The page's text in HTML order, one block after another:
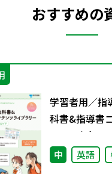
おすすめの
学習者用／指
科書&指導書
リー 収録コ
ド中 英語